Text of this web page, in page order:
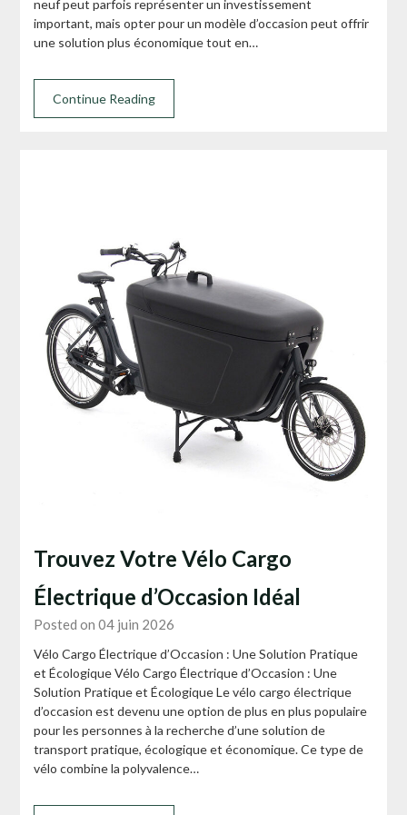
neuf peut parfois représenter un investissement
important, mais opter pour un modèle d’occasion peut offrir
une solution plus économique tout en…
Continue Reading
Trouvez Votre Vélo Cargo
Électrique d’Occasion Idéal
Posted on 04 juin 2026
Vélo Cargo Électrique d’Occasion : Une Solution Pratique
et Écologique Vélo Cargo Électrique d’Occasion : Une
Solution Pratique et Écologique Le vélo cargo électrique
d’occasion est devenu une option de plus en plus populaire
pour les personnes à la recherche d’une solution de
transport pratique, écologique et économique. Ce type de
vélo combine la polyvalence…